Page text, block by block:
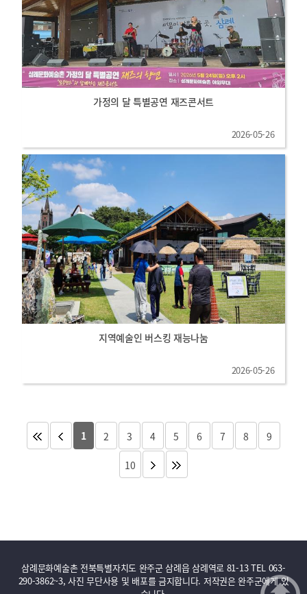
가정의 달 특별공연 재즈콘서트
2026-05-26
지역예술인 버스킹 재능나눔
2026-05-26
1 2 3 4 5 6 7 8 9
10
삼례문화예술촌 전북특별자치도 완주군 삼례읍 삼례역로 81-13 TEL 063-
290-3862~3, 사진 무단사용 및 배포를 금지합니다. 저작권은 완주군에게 있